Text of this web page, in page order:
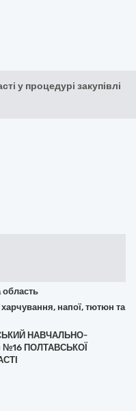
у процедурі закупівлі
область
харчування, напої, тютюн та
НАВЧАЛЬНО-
ПОЛТАВСЬКОЇ